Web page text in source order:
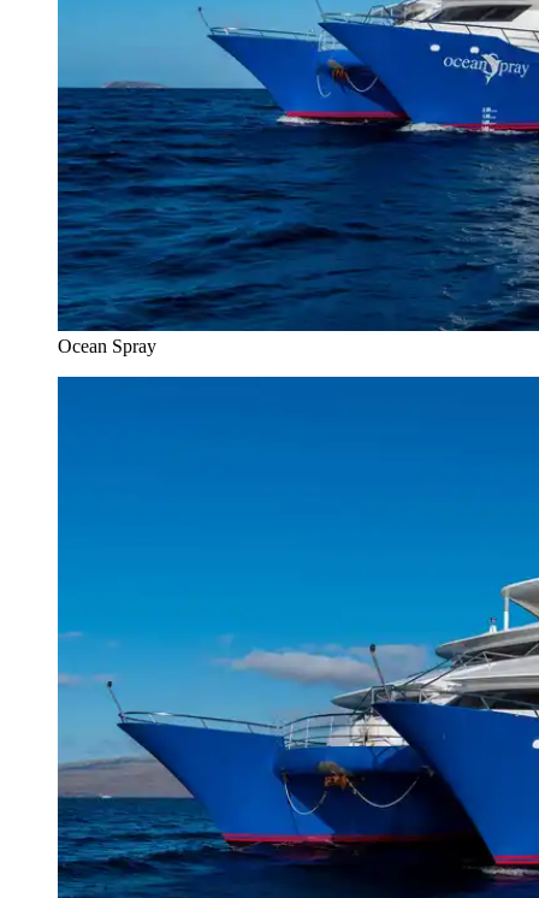
Ocean Spray